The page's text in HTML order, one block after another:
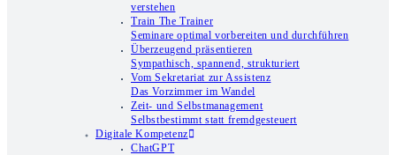
verstehen
Train The Trainer
Seminare optimal vorbereiten und durchführen
Überzeugend präsentieren
Sympathisch, spannend, strukturiert
Vom Sekretariat zur Assistenz
Das Vorzimmer im Wandel
Zeit- und Selbstmanagement
Selbstbestimmt statt fremdgesteuert
Digitale Kompetenz
ChatGPT